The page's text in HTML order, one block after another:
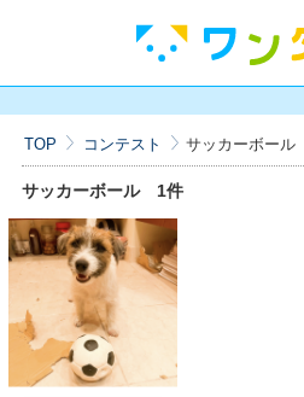
TOP コンテスト サッカーボール
サッカーボール 1件